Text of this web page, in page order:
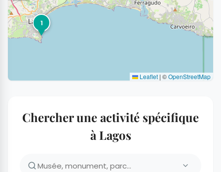
1
Leaflet | ©OpenStreetMap
Chercher une activité spécifique
à Lagos